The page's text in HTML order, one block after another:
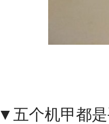
▼五个机甲都